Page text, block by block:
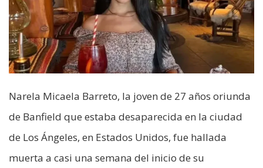
Narela Micaela Barreto, la joven de 27 años oriunda
de Banfield que estaba desaparecida en la ciudad
de Los Ángeles, en Estados Unidos, fue hallada
muerta a casi una semana del inicio de su